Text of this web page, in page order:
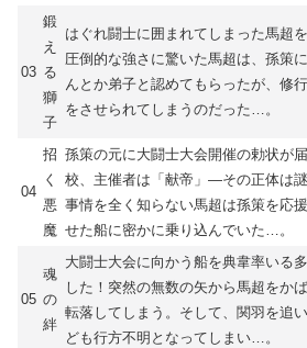
03
鍛
え
る
獅
子
はぐれ闘士に囲まれてしまった馬超
圧倒的な強さに驚いた馬超は、孫策
んとか弟子と認めてもらったが、修
をさせられてしまうのだった…。
04
招
く
悪
魔
孫策の元に大闘士大会開催の勅状が
校、主催者は「献帝」―その正体は
事情を全く知らない馬超は孫策を応
せた船に密かに乗り込んでいた…。
05
魂
の
絆
大闘士大会に向かう船を典韋率いる
した！突然の無数の矢から馬超をか
転落してしまう。そして、関羽を追
ども行方不明となってしまい…。